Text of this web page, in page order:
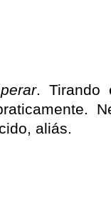
. Tirando
aliás.